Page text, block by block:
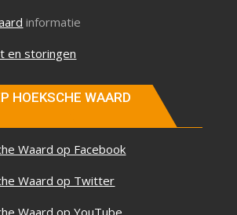
informatie
en storingen
HOEKSCHE WAARD
Waard op Facebook
Waard op Twitter
Waard op YouTube